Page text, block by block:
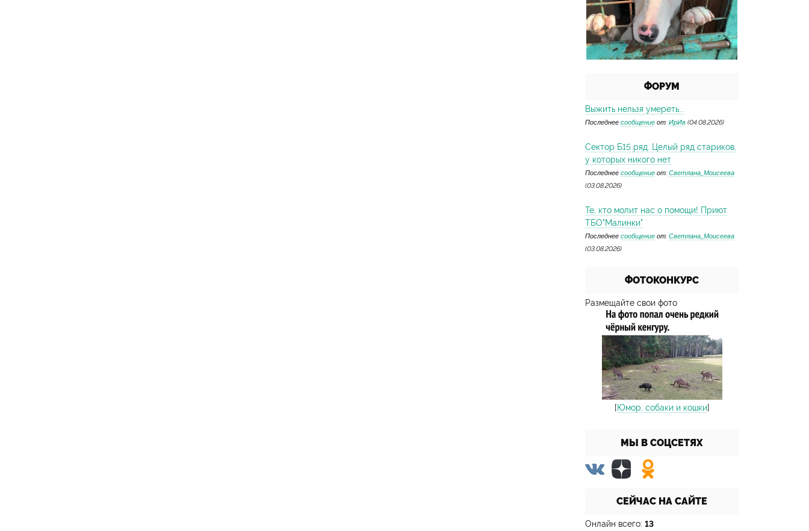
ФОРУМ
Выжить нельзя умереть...
Последнее сообщение от: ИрИв (04.08.2026)
Сектор Б15 ряд. Целый ряд стариков,
у которых никого нет
Последнее сообщение от: Светлана_Моисеева
(03.08.2026)
Те, кто молит нас о помощи! Приют
ТБО"Малинки"
Последнее сообщение от: Светлана_Моисеева
(03.08.2026)
ФОТОКОНКУРС
Размещайте свои фото
[Юмор, собаки и кошки]
МЫ В СОЦСЕТЯХ
СЕЙЧАС НА САЙТЕ
Онлайн всего: 13